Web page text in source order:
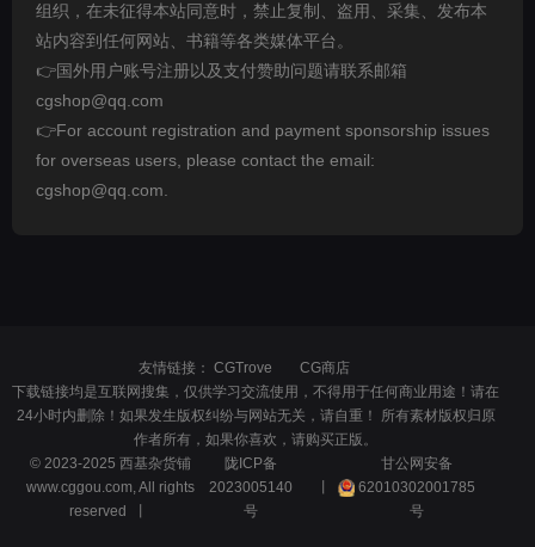
组织，在未征得本站同意时，禁止复制、盗用、采集、发布本
站内容到任何网站、书籍等各类媒体平台。
👉国外用户账号注册以及支付赞助问题请联系邮箱
cgshop@qq.com
👉For account registration and payment sponsorship issues
for overseas users, please contact the email:
cgshop@qq.com.
友情链接： CGTrove
CG商店
下载链接均是互联网搜集，仅供学习交流使用，不得用于任何商业用途！请在
24小时内删除！如果发生版权纠纷与网站无关，请自重！ 所有素材版权归原
作者所有，如果你喜欢，请购买正版。
© 2023-2025 西基杂货铺
www.cggou.com, All rights
reserved 丨
陇ICP备
2023005140
号
甘公网安备
62010302001785
号